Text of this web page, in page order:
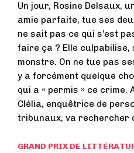
Un jour, Rosine Delsaux,
amie parfaite, tue ses
ne sait pas ce qui s’est
faire ça ? Elle culpabilise,
monstre. On ne tue pas
y a forcément quelque
qui a « permis » ce crime.
Clélia, enquêtrice de
tribunaux, va rechercher
GRAND PRIX DE